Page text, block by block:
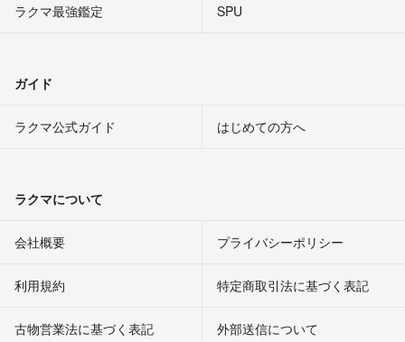
ラクマ最強鑑定
SPU
ガイド
ラクマ公式ガイド はじめての方へ
ラクマについて
会社概要 プライバシーポリシー
利用規約 特定商取引法に基づく表記
古物営業法に基づく表記 外部送信について